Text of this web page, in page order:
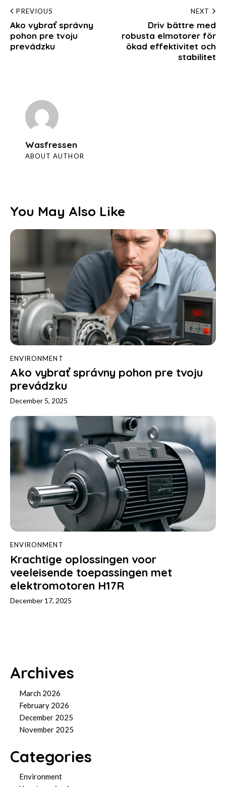
Post
navigation
PREVIOUS
Ako vybrať správny
pohon pre tvoju
prevádzku
NEXT
Driv bättre med
robusta elmotorer för
ökad effektivitet och
stabilitet
Wasfressen
ABOUT AUTHOR
You May Also Like
ENVIRONMENT
Ako vybrať správny pohon pre tvoju
prevádzku
December 5, 2025
ENVIRONMENT
Krachtige oplossingen voor
veeleisende toepassingen met
elektromotoren H17R
December 17, 2025
Archives
March 2026
February 2026
December 2025
November 2025
Categories
Environment